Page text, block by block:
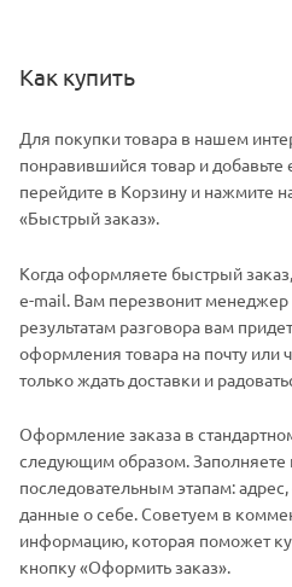
Как купить
Для покупки товара в нашем
понравившийся товар и добавьте
перейдите в Корзину и нажмите
«Быстрый заказ».
Когда оформляете быстрый
e-mail. Вам перезвонит менеджер
результатам разговора вам
оформления товара на почту или
только ждать доставки и
Оформление заказа в
следующим образом.
последовательным этапам:
данные о себе. Советуем в
информацию, которая поможет
кнопку «Оформить заказ».